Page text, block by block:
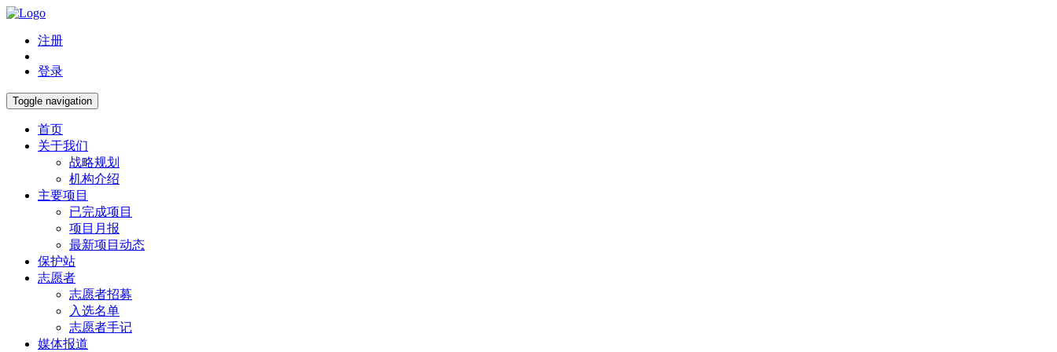
注册
登录
Toggle navigation
首页
关于我们
战略规划
机构介绍
主要项目
已完成项目
项目月报
最新项目动态
保护站
志愿者
志愿者招募
入选名单
志愿者手记
媒体报道